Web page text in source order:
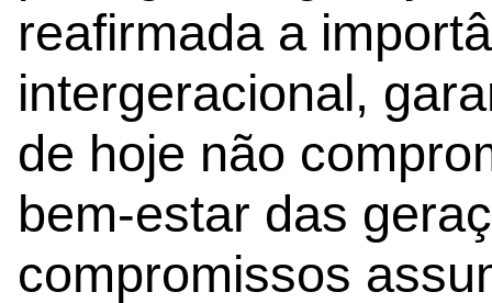
reafirmada a
intergeracional,
de hoje não
bem-estar das
compromissos